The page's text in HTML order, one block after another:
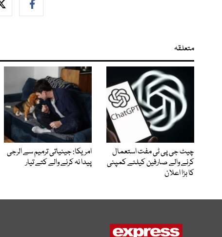
متعلقہ
چیٹ جی پی ٹی مفت استعمال
کرنے والے صارفین کیلئے کمپنی
کا بڑا اعلان
امریکا: جینیاتی ترمیم سے الرجی
پیدا نہ کرنے والے کتے تیار